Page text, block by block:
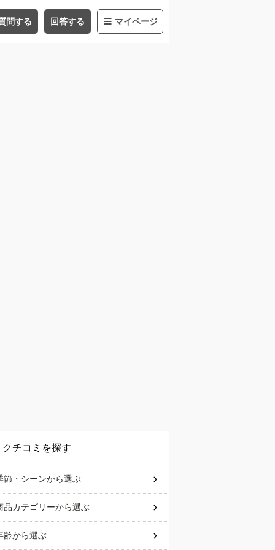
問する 回答する マイページ
クチコミを探す
節・シーンから選ぶ
品カテゴリーから選ぶ
齢から選ぶ